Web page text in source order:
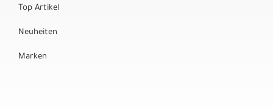
Top Artikel
Neuheiten
Marken